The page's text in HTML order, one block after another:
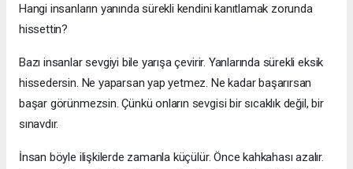
Hangi insanların yanında sürekli kendini kanıtlamak zorunda
hissettin?
Bazı insanlar sevgiyi bile yarışa çevirir. Yanlarında sürekli eksik
hissedersin. Ne yaparsan yap yetmez. Ne kadar başarırsan
başar görünmezsin. Çünkü onların sevgisi bir sıcaklık değil, bir
sınavdır.
İnsan böyle ilişkilerde zamanla küçülür. Önce kahkahası azalır.